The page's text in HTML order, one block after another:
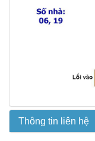
Thông tin liên hệ